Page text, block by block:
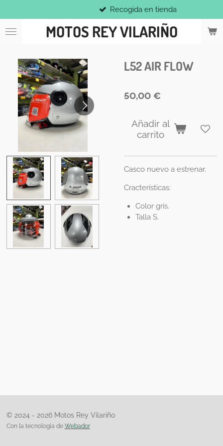
al
contenido
MOTOS REY VILARIÑO
Recogida en tienda
L52 AIR FLOW
50,00 €
Añadir al
carrito
Casco nuevo a estrenar.
Cracterísticas:
Color gris.
Talla S.
© 2024 - 2026 Motos Rey Vilariño
Con la tecnología de Webador